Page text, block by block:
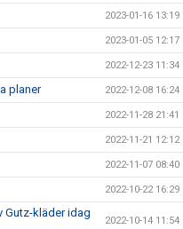
2023-01-16 13:19
2023-01-05 12:17
2022-12-23 11:34
planer 2022-12-08 16:24
2022-11-28 21:41
2022-11-21 12:12
2022-11-07 08:40
2022-10-22 16:29
Gutz-kläder idag
2022-10-14 11:54